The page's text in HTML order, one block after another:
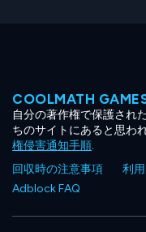
COOLMATH
自分の著作権で保護され
ちのサイトにあると思わ
権侵害通知手順.
回収時の注意事項
利
Adblock FAQ